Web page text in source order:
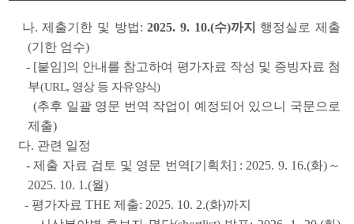
나. 제출기한 및 방법: 2025. 9. 10.(수)까지
행정실로 제출
(기한 엄수)
- [붙임]의 안내를 참고하여 평가자료 작성 및 증빙자료 첨
부(URL, 영상 등 자유양식)
(추후 일괄 영문 번역 작업이 예정되어 있으니 국문으로
제출)
다. 관련 일정
- 제출 자료 검토 및 영문 번역[기획처] : 2025. 9. 16.(화)～
2025. 10. 1.(월)
- 평가자료 THE 제출: 2025. 10. 2.(화)까지